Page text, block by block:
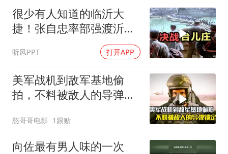
很少有人知道的临沂大
捷！张自忠率部强渡沂
听风PPT 打开APP
美军战机到敌军基地偷
拍，不料被敌人的导弹锁
憨哥哥电影 1跟贴
向佐最有男人味的一次